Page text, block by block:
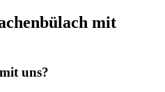
mit
uns?